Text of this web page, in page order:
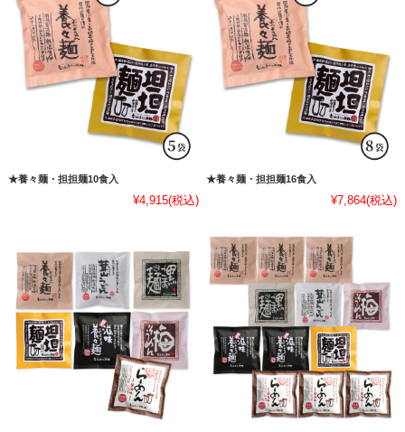
★養々麺・担担麺10食入
¥4,915(税込)
★養々麺・担担麺16食入
¥7,864(税込)